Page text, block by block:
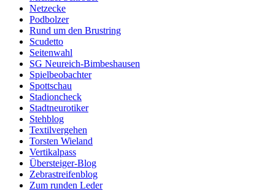
Netzecke
Podbolzer
Rund um den Brustring
Scudetto
Seitenwahl
SG Neureich-Bimbeshausen
Spielbeobachter
Spottschau
Stadioncheck
Stadtneurotiker
Stehblog
Textilvergehen
Torsten Wieland
Vertikalpass
Übersteiger-Blog
Zebrastreifenblog
Zum runden Leder